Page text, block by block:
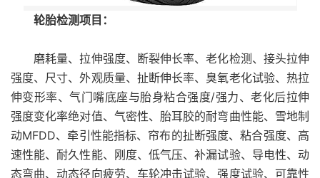
轮胎检测项目：
磨耗量、拉伸强度、断裂伸长率、老化检测、接头拉伸
强度、尺寸、外观质量、扯断伸长率、臭氧老化试验、热拉
伸变形率、气门嘴底座与胎身粘合强度/强力、老化后拉伸
强度变化率绝对值、气密性、胎耳胶的耐弯曲性能、雪地制
动MFDD、牵引性能指标、帘布的扯断强度、粘合强度、高
速性能、耐久性能、刚度、低气压、补漏试验、导电性、动
态弯曲、动态径向疲劳、车轮冲击试验、强度试验、可靠性